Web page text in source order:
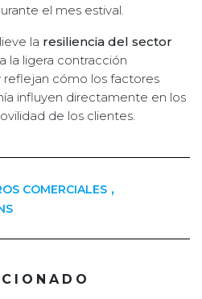
el mes estival.
la resiliencia del sector
la ligera contracción
reflejan cómo los factores
influyen directamente en los
de los clientes.
COMERCIALES ,